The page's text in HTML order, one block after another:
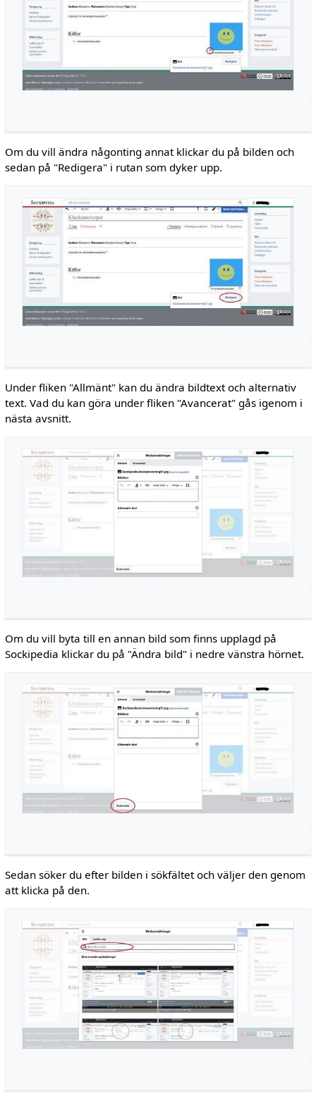
Om du vill ändra någonting annat klickar du på bilden och
sedan på "Redigera" i rutan som dyker upp.
Under fliken "Allmänt" kan du ändra bildtext och alternativ
text. Vad du kan göra under fliken "Avancerat" gås igenom i
nästa avsnitt.
Om du vill byta till en annan bild som finns upplagd på
Sockipedia klickar du på "Ändra bild" i nedre vänstra hörnet.
Sedan söker du efter bilden i sökfältet och väljer den genom
att klicka på den.